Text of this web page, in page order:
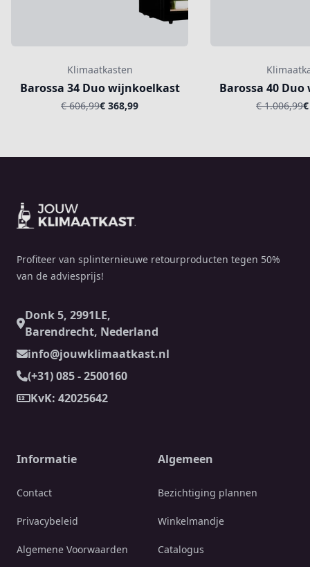
Klimaatkasten
Barossa 34 Duo wijnkoelkast
€ 606,99€ 368,99
Barossa 40
€ 1.006,99
Profiteer van splinternieuwe retourproducten tegen 50%
van de adviesprijs!
Donk 5, 2991LE,
Barendrecht, Nederland
info@jouwklimaatkast.nl
(+31) 085 - 2500160
KvK: 42025642
Informatie
Contact
Privacybeleid
Algemene Voorwaarden
Algemeen
Bezichtiging plannen
Winkelmandje
Catalogus